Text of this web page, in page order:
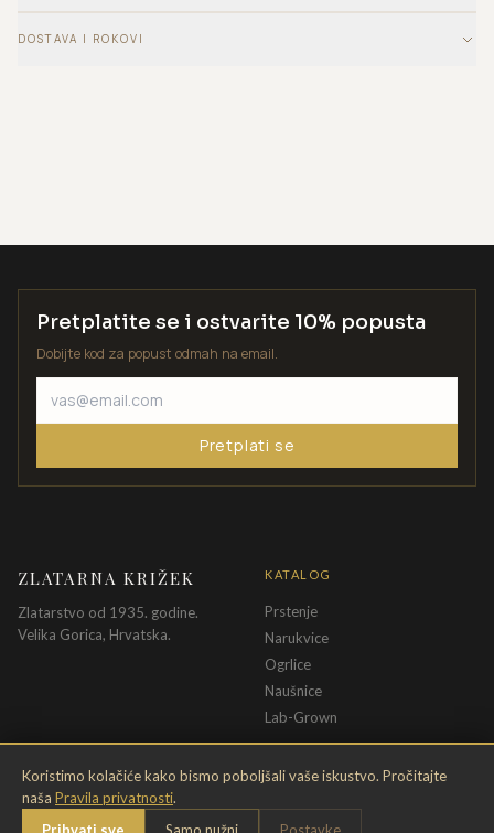
DOSTAVA I ROKOVI
Koristimo kolačiće kako bismo poboljšali vaše iskustvo. Pročitajte
naša Pravila privatnosti.
Pretplatite se i ostvarite 10% popusta
Dobijte kod za popust odmah na email.
Pretplati se
ZLATARNA KRIŽEK
Zlatarstvo od 1935. godine.
Velika Gorica, Hrvatska.
KATALOG
Prstenje
Narukvice
Ogrlice
Naušnice
Lab-Grown
INFORMACIJE
O nama
PRAVNE ODREDBE
Pravila privatnosti